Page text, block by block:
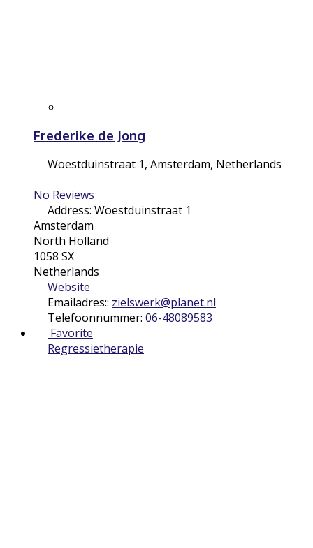
Frederike de Jong
Woestduinstraat 1, Amsterdam, Netherlands
No Reviews
Address: Woestduinstraat 1
Amsterdam
North Holland
1058 SX
Netherlands
Website
Emailadres:: zielswerk@planet.nl
Telefoonnummer: 06-48089583
Favorite
Regressietherapie